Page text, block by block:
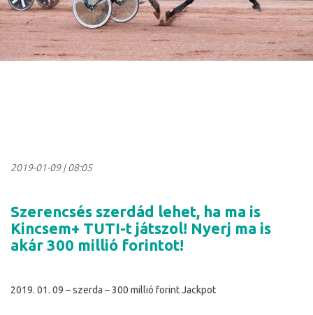
2019-01-09|08:05
Szerencsés szerdád lehet, ha ma is
Kincsem+ TUTI-t játszol! Nyerj ma is
akár 300 millió forintot!
2019. 01. 09 – szerda – 300 millió forint Jackpot